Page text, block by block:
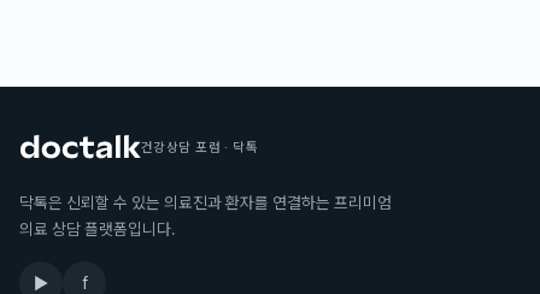
건강상담 포럼 · 닥톡
닥톡은 신뢰할 수 있는 의료진과 환자를 연결하는 프리미엄
의료 상담 플랫폼입니다.
▶ f